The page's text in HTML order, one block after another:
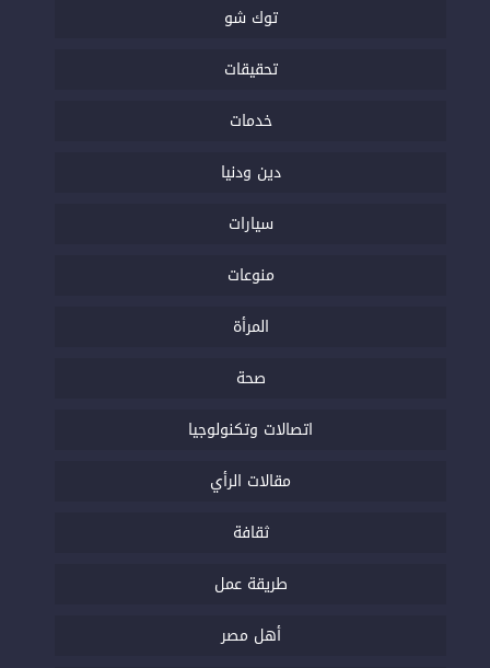
توك شو
تحقيقات
خدمات
دين ودنيا
سيارات
منوعات
المرأة
صحة
اتصالات وتكنولوجيا
مقالات الرأي
ثقافة
طريقة عمل
أهل مصر